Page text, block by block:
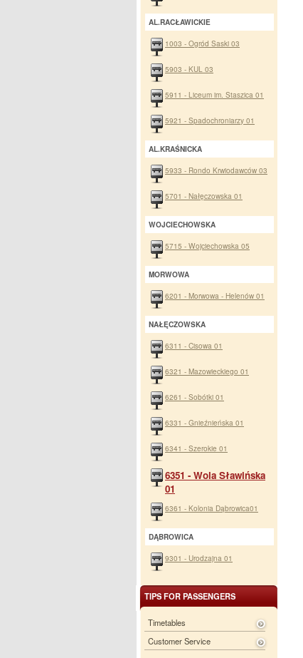
AL.RACŁAWICKIE
1003 - Ogród Saski 03
5903 - KUL 03
5911 - Liceum im. Staszica 01
5921 - Spadochroniarzy 01
AL.KRAŚNICKA
5933 - Rondo Krwiodawców 03
5701 - Nałęczowska 01
WOJCIECHOWSKA
5715 - Wojciechowska 05
MORWOWA
6201 - Morwowa - Helenów 01
NAŁĘCZOWSKA
6311 - Cisowa 01
6321 - Mazowieckiego 01
6261 - Sobótki 01
6331 - Gnieźnieńska 01
6341 - Szerokie 01
6351 - Wola Sławińska
01
6361 - Kolonia Dąbrowica01
DĄBROWICA
9301 - Urodzajna 01
TIPS FOR PASSENGERS
Timetables
Customer Service